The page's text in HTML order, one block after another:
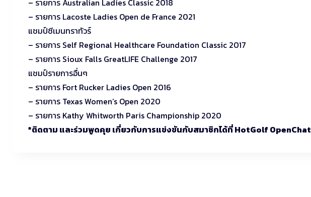
– รายการ Australian Ladies Classic 2018
– รายการ Lacoste Ladies Open de France 2021
แชมป์ซีเมนทราทัวร์
– รายการ Self Regional Healthcare Foundation Classic 2017
– รายการ Sioux Falls GreatLIFE Challenge 2017
แชมป์รายการอื่นๆ
– รายการ Fort Rucker Ladies Open 2016
– รายการ Texas Women’s Open 2020
– รายการ Kathy Whitworth Paris Championship 2020
*ติดตาม และร่วมพูดคุย เกี่ยวกับการแข่งขันกับสมาชิกได้ที่ HotGolf OpenChat